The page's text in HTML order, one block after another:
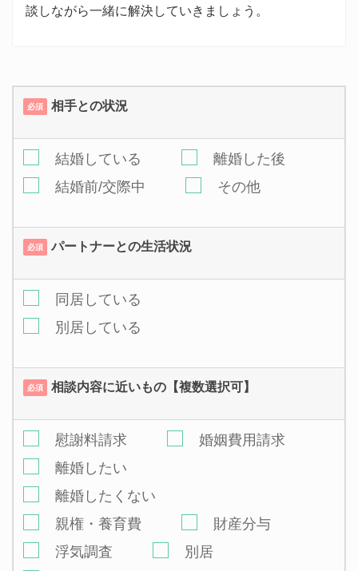
談しながら一緒に解決していきましょう。
必須 相手との状況
結婚している
離婚した後
結婚前/交際中
その他
必須 パートナーとの生活状況
同居している
別居している
必須 相談内容に近いもの【複数選択可】
慰謝料請求
婚姻費用請求
離婚したい
離婚したくない
親権・養育費
財産分与
浮気調査
別居